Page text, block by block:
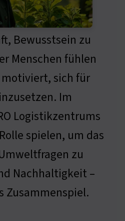
Bewusstsein zu
Menschen fühlen
sich für
Im
Logistikzentrums
spielen, um das
zu
Nachhaltigkeit –
Zusammenspiel.